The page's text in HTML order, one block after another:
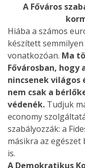
A Főváros
Hiába a számos
készített
vonatkozóan. Ma
Fővárosban,
nincsenek
nem csak a
védenék. Tudjuk
economy
szabályozzák: a
másikra az
is.
A Demokratikus